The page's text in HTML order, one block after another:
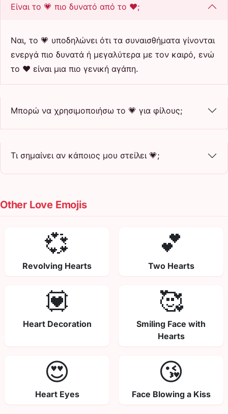
Είναι το 💗 πιο δυνατό από το ❤️;
Ναι, το 💗 υποδηλώνει ότι τα συναισθήματα γίνονται
ενεργά πιο δυνατά ή μεγαλύτερα με τον καιρό, ενώ
το ❤️ είναι μια πιο γενική αγάπη.
Μπορώ να χρησιμοποιήσω το 💗 για φίλους;
Τι σημαίνει αν κάποιος μου στείλει 💗;
Other Love Emojis
💞
Revolving Hearts
💕
Two Hearts
💟
Heart Decoration
🥰
Smiling Face with
Hearts
😍
Heart Eyes
😘
Face Blowing a Kiss